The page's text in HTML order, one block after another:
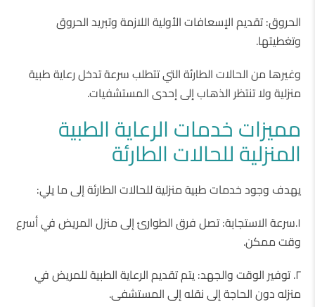
الحروق: تقديم الإسعافات الأولية اللازمة وتبريد الحروق
وتغطيتها.
وغيرها من الحالات الطارئة التي تتطلب سرعة تدخل رعاية طبية
منزلية ولا تنتظر الذهاب إلى إحدى المستشفيات.
مميزات خدمات الرعاية الطبية
المنزلية للحالات الطارئة
يهدف وجود خدمات طبية منزلية للحالات الطارئة إلى ما يلي:
١.سرعة الاستجابة: تصل فرق الطوارئ إلى منزل المريض في أسرع
وقت ممكن.
٢. توفير الوقت والجهد: يتم تقديم الرعاية الطبية للمريض في
منزله دون الحاجة إلى نقله إلى المستشفى.